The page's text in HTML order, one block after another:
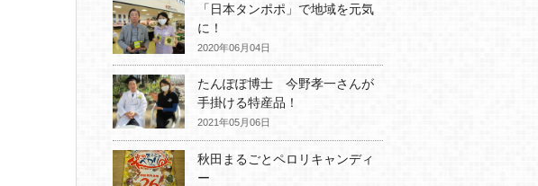
「日本タンポポ」で地域を元気
に！
2020年06月04日
たんぽぽ博士 今野孝一さんが
手掛ける特産品！
2021年05月06日
秋田まるごとペロリキャンディ
ー